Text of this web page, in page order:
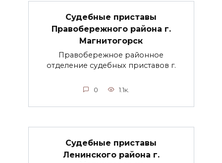
Судебные приставы
Правобережного района г.
Магнитогорск
Правобережное районное
отделение судебных приставов г.
0 1.1к.
Судебные приставы
Ленинского района г.